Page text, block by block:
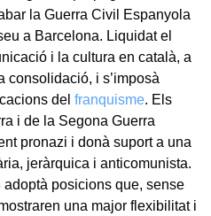
la Guerra Civil Espanyola
a Barcelona. Liquidat el
i la cultura en català, a
consolidació, i s’imposà
del franquisme. Els
i de la Segona Guerra
pronazi i donà suport a una
jeràrquica i anticomunista.
posicions que, sense
una major flexibilitat i